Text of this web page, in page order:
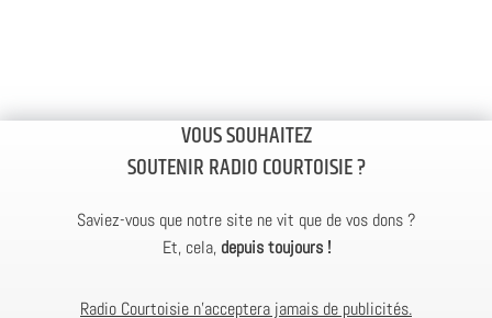
VOUS SOUHAITEZ
SOUTENIR RADIO COURTOISIE ?
Saviez-vous que notre site ne vit que de vos dons ?
Et, cela, depuis toujours !
Radio Courtoisie n’acceptera jamais de publicités.